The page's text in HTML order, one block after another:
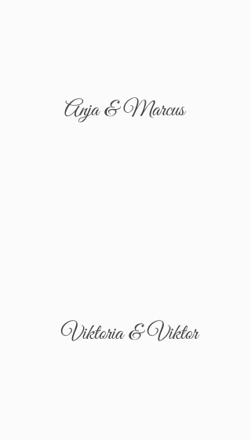
Anja & Marcus
Viktoria & Viktor